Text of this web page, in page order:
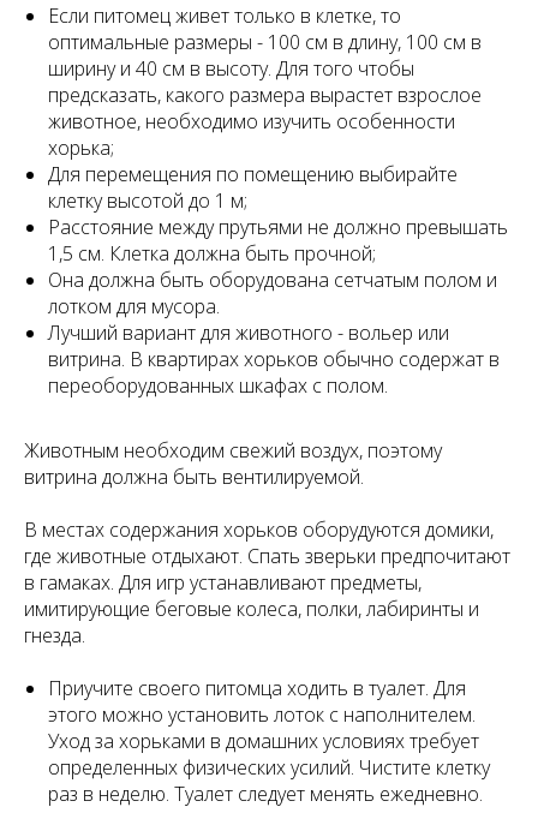
Если питомец живет только в клетке, то
оптимальные размеры - 100 см в длину, 100 см в
ширину и 40 см в высоту. Для того чтобы
предсказать, какого размера вырастет взрослое
животное, необходимо изучить особенности
хорька;
Для перемещения по помещению выбирайте
клетку высотой до 1 м;
Расстояние между прутьями не должно превышать
1,5 см. Клетка должна быть прочной;
Она должна быть оборудована сетчатым полом и
лотком для мусора.
Лучший вариант для животного - вольер или
витрина. В квартирах хорьков обычно содержат в
переоборудованных шкафах с полом.
Животным необходим свежий воздух, поэтому
витрина должна быть вентилируемой.
В местах содержания хорьков оборудуются домики,
где животные отдыхают. Спать зверьки предпочитают
в гамаках. Для игр устанавливают предметы,
имитирующие беговые колеса, полки, лабиринты и
гнезда.
Приучите своего питомца ходить в туалет. Для
этого можно установить лоток с наполнителем.
Уход за хорьками в домашних условиях требует
определенных физических усилий. Чистите клетку
раз в неделю. Туалет следует менять ежедневно.